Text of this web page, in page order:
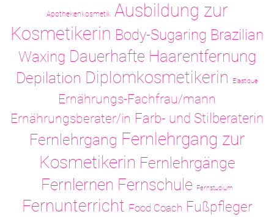
Apothekenkosmetik Ausbildung zur
Kosmetikerin Body-Sugaring Brazilian
Waxing Dauerhafte Haarentfernung
Depilation Diplomkosmetikerin Elastique
Ernährungs-Fachfrau/mann
Ernährungsberater/in Farb- und Stilberaterin
Fernlehrgang Fernlehrgang zur
Kosmetikerin Fernlehrgänge
Fernlernen Fernschule Fernstudium
Fernunterricht Food Coach Fußpfleger